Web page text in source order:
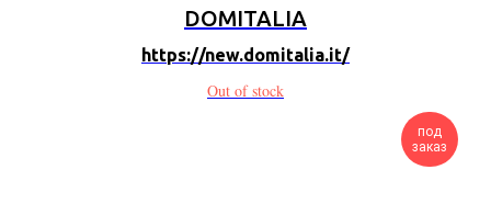
DOMITALIA
https://new.domitalia.it/
Out of stock
под
заказ